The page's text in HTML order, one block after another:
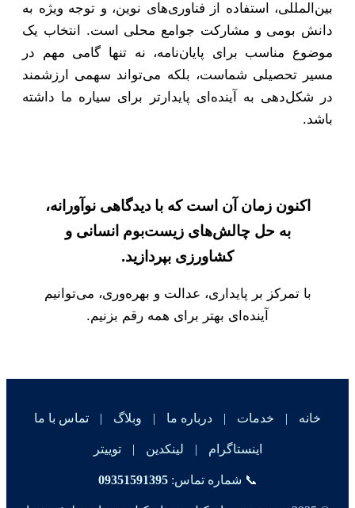
بین‌المللی، استفاده از فناوری‌های نوین، و توجه ویژه به
دانش بومی و مشارکت جوامع محلی است. انتخاب یک
موضوع مناسب برای پایان‌نامه، نه تنها گامی مهم در
مسیر تحصیلی شماست، بلکه می‌تواند سهمی ارزشمند
در شکل‌دهی به آینده‌ای پایدارتر برای سیاره ما داشته
باشد.
اکنون زمان آن است که با دیدگاهی نوآورانه،
به حل چالش‌های زیست‌بوم انسانی و
کشاورزی بپردازید.
با تمرکز بر پایداری، عدالت و بهره‌وری، می‌توانیم
آینده‌ای بهتر برای همه رقم بزنیم.
خانه | خدمات | درباره ما | وبلاگ | تماس با ما
اینستاگرام | لینکدین | توییتر
📞 شماره تماس:09351591395